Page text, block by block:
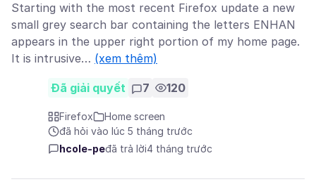
Starting with the most recent Firefox update a new
small grey search bar containing the letters ENHAN
appears in the upper right portion of my home page.
It is intrusive… (xem thêm)
Đã giải quyết 7 120
Firefox
Home screen
đã hỏi vào lúc 5 tháng trước
hcole-peđã trả lời4 tháng trước